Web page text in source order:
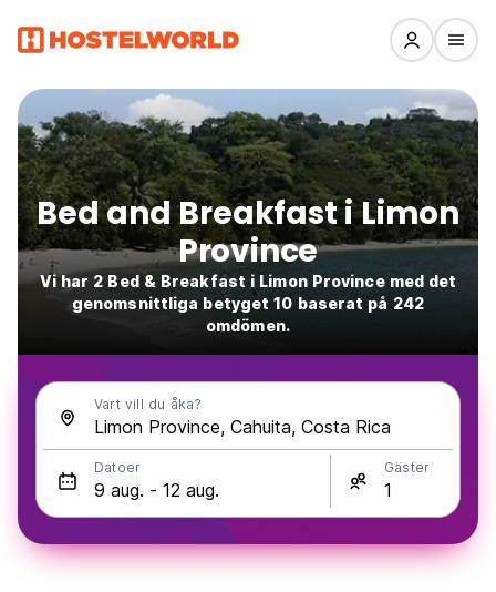
Bed and Breakfast i Limon
Province
Vi har 2 Bed & Breakfast i Limon Province med det
genomsnittliga betyget 10 baserat på 242
omdömen.
Vart vill du åka?
Datoer Gäster